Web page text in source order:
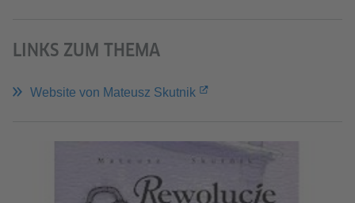
LINKS ZUM THEMA
Website von Mateusz Skutnik